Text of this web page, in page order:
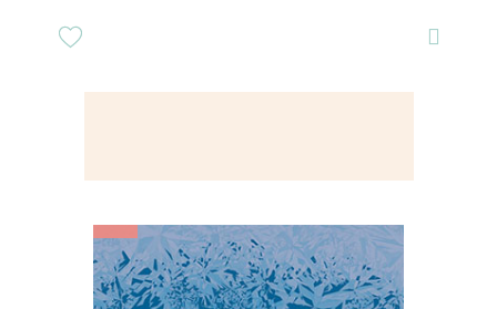
